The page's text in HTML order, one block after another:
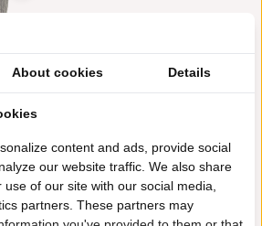
About cookies Details
content and ads, provide social
our website traffic. We also share
of our site with our social media,
partners. These partners may